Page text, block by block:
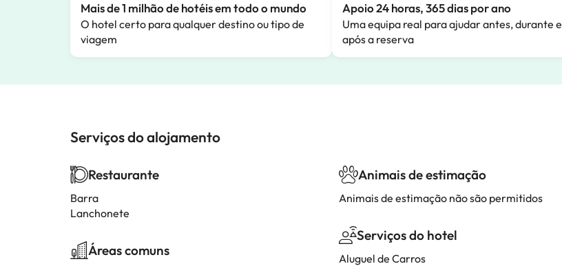
Mais de 1 milhão de hotéis em todo o mundo
O hotel certo para qualquer destino ou tipo de
viagem
Apoio 24 horas, 365 dias por ano
Uma equipa real para ajudar antes, durante e
após a reserva
Serviços do alojamento
Restaurante
Barra
Lanchonete
Áreas comuns
Animais de estimação
Animais de estimação não são permitidos
Serviços do hotel
Aluguel de Carros